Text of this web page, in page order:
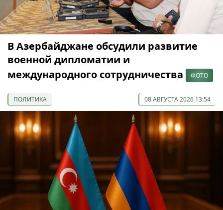
В Азербайджане обсудили развитие
военной дипломатии и
международного сотрудничества
ФОТО
ПОЛИТИКА 08 АВГУСТА 2026 13:54